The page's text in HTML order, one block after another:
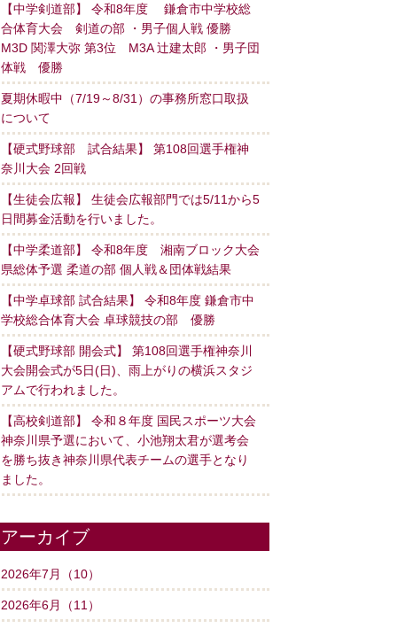
【中学剣道部】 令和8年度 鎌倉市中学校総
合体育大会 剣道の部 ・男子個人戦 優勝
M3D 関澤大弥 第3位 M3A 辻建太郎 ・男子団
体戦 優勝
夏期休暇中（7/19～8/31）の事務所窓口取扱
について
【硬式野球部 試合結果】 第108回選手権神
奈川大会 2回戦
【生徒会広報】 生徒会広報部門では5/11から5
日間募金活動を行いました。
【中学柔道部】 令和8年度 湘南ブロック大会
県総体予選 柔道の部 個人戦＆団体戦結果
【中学卓球部 試合結果】 令和8年度 鎌倉市中
学校総合体育大会 卓球競技の部 優勝
【硬式野球部 開会式】 第108回選手権神奈川
大会開会式が5日(日)、雨上がりの横浜スタジ
アムで行われました。
【高校剣道部】 令和８年度 国民スポーツ大会
神奈川県予選において、小池翔太君が選考会
を勝ち抜き神奈川県代表チームの選手となり
ました。
アーカイブ
2026年7月（10）
2026年6月（11）